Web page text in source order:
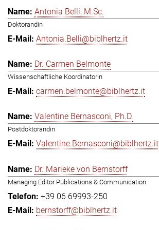
Antonia Belli, M.Sc.
Doktorandin
Antonia.Belli@biblhertz.it
Dr. Carmen Belmonte
Wissenschaftliche Koordinatorin
carmen.belmonte@biblhertz.it
Valentine Bernasconi, Ph.D.
Postdoktorandin
Valentine.Bernasconi@biblhertz.it
Dr. Marieke von Bernstorff
Managing Editor Publications & Communication
+39 06 69993-250
bernstorff@biblhertz.it